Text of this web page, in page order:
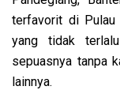
terfavorit di Pulau
yang tidak
sepuasnya tanpa
lainnya.